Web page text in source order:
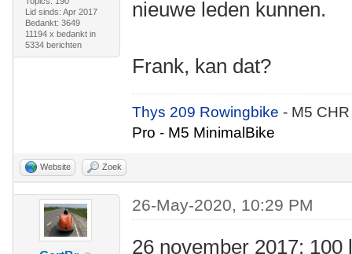
Lid sinds: Apr 2017
Bedankt: 3649
11194 x bedankt in
5334 berichten
nieuwe leden kunnen.
Frank, kan dat?
Thys 209 Rowingbike- M5
Pro - M5 MinimalBike
Website Zoek
26-May-2020, 10:29 PM
26 november 2017: 100